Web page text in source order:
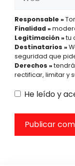
Responsable »
Finalidad »
Legitimación »tu
Destinatarios »
seguridad que pide
Derechos »
rectificar, limitar y
He leído y